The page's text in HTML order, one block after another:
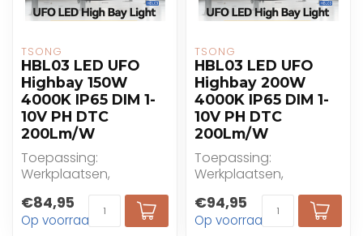
TSONG
HBL03 LED UFO
Highbay 150W
4000K IP65 DIM 1-
10V PH DTC
200Lm/W
Toepassing:
Werkplaatsen,
fabrieken, magazijnen,
benzinestations,
supermarkten, ...
€84,95
Op voorraad
TSONG
HBL03 LED UFO
Highbay 200W
4000K IP65 DIM 1-
10V PH DTC
200Lm/W
Toepassing:
Werkplaatsen,
fabrieken, magazijnen,
benzinestations,
supermarkten, ...
€94,95
Op voorraad